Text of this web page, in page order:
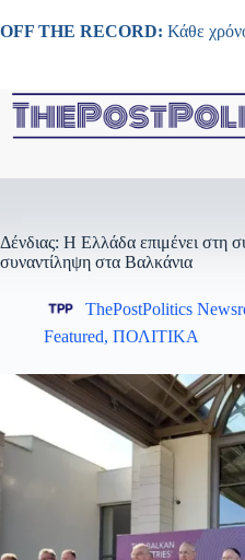
στο
OFF THE RECORD: Κάθε
Δένδιας: Η Ελλάδα επιμένει στη
συναντίληψη στα Βαλκάνια
ThePostPolitics
Featured, ΠΟΛΙΤΙΚΑ